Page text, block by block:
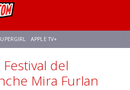
APPLE TV+
STAR TREK AVENGERS: DOOMSDAY
del
Mira Furlan